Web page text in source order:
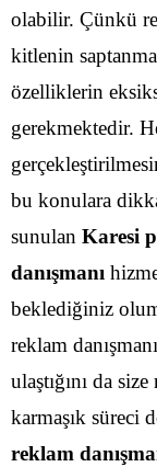
olabilir. Çünkü
kitlenin
özelliklerin
gerekmektedir.
bu konulara
sunulan Karesi
danışmanı
beklediğiniz
reklam
ulaştığını da
karmaşık süreci
reklam